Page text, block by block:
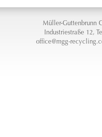
Müller-Guttenbrunn
Industriestraße 12,
office@mgg-